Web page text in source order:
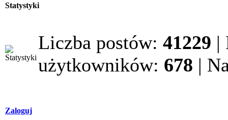
Statystyki
Liczba postów: 41229 |
użytkowników: 678 |
Zaloguj